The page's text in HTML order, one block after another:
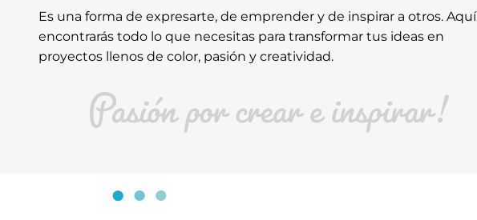
Es una forma de expresarte, de emprender y de inspirar a otros. Aquí
encontrarás todo lo que necesitas para transformar tus ideas en
proyectos llenos de color, pasión y creatividad.